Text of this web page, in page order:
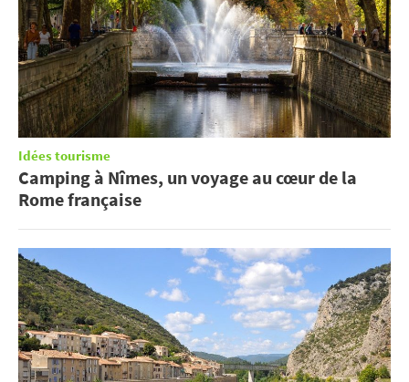
Idées tourisme
Camping à Nîmes, un voyage au cœur de la
Rome française